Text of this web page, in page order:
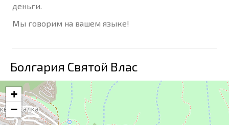
деньги.
Мы говорим на вашем языке!
Болгария Святой Влас
+
−